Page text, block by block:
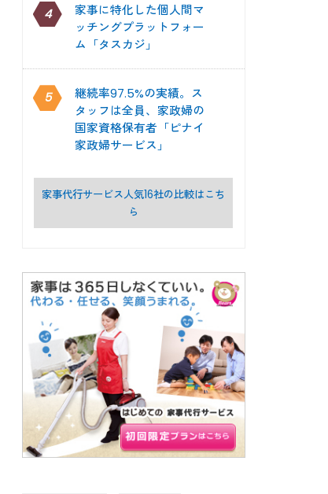
4
家事に特化した個人間マ
ッチングプラットフォー
ム「タスカジ」
5
継続率97.5%の実績。ス
タッフは全員、家政婦の
国家資格保有者「ピナイ
家政婦サービス」
家事代行サービス人気16社の比較はこち
ら